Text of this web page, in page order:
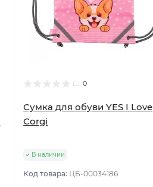
0
Сумка для обуви YES I Love
Corgi
В наличии
Код товара: ЦБ-00034186